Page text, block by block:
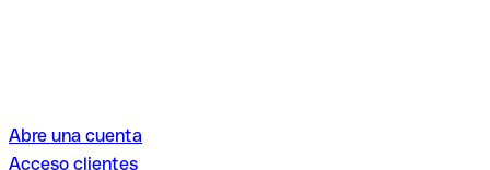
Abre una cuenta
Acceso clientes